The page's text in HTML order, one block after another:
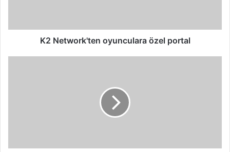
K2 Network'ten oyunculara özel portal